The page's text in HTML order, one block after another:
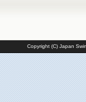
Copyright (C) Japan